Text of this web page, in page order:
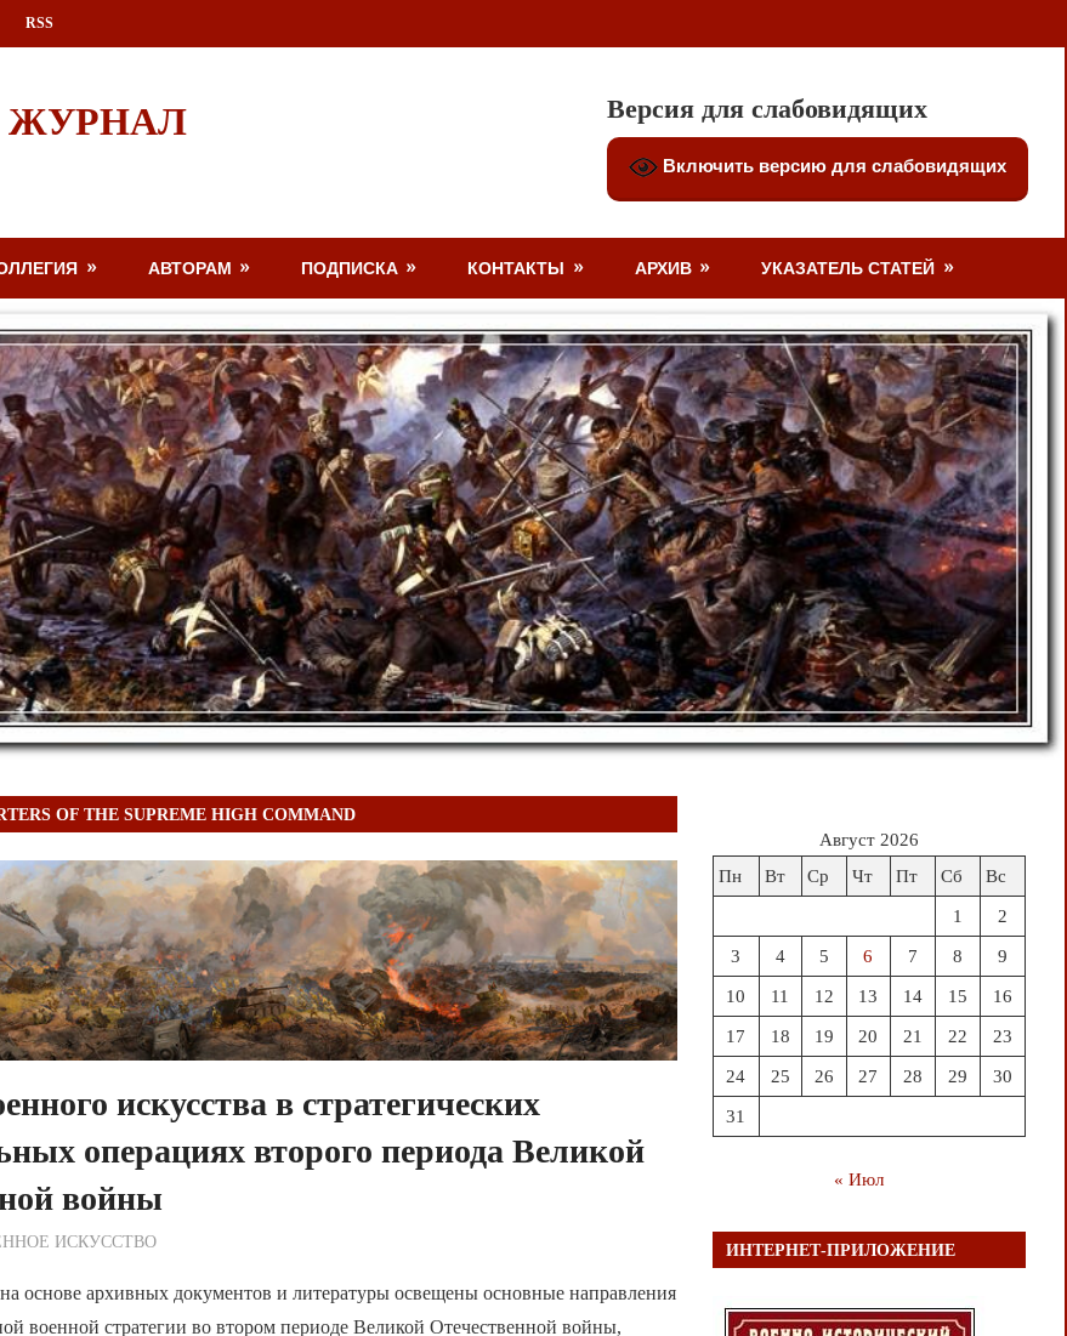
RSS
ЖУРНАЛ Версия для слабовидящих
Включить версию для слабовидящих
АВТОРАМ ПОДПИСКА КОНТАКТЫ АРХИВ УКАЗАТЕЛЬ СТАТЕЙ
OF THE SUPREME HIGH COMMAND
искусства в стратегических
операциях второго периода Великой
войны
по Редакции
ИСКУССТВО
основе архивных документов и литературы освещены основные направления
военной стратегии во втором периоде Великой Отечественной войны,
Август 2026
Пн
Вт Ср Чт Пт Сб Вс
1 2
3 4 5 6 7 8 9
10 11 12 13 14 15 16
17 18 19 20 21 22 23
24 25 26 27 28 29 30
31
« Июл
ИНТЕРНЕТ-ПРИЛОЖЕНИЕ